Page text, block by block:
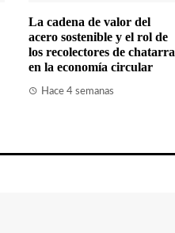
La cadena de valor del
acero sostenible y el rol de
los recolectores de chatarra
en la economía circular
Hace 4 semanas